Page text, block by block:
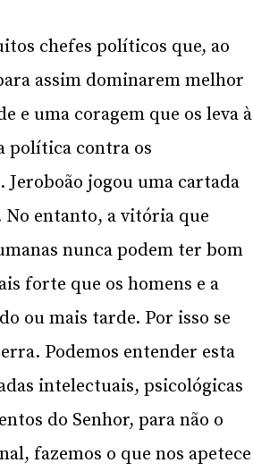
chefes políticos que, ao
assim dominarem melhor
e uma coragem que os leva à
política contra os
jogou uma cartada
No entanto, a vitória que
nunca podem ter bom
forte que os homens e a
ou mais tarde. Por isso se
Podemos entender esta
intelectuais, psicológicas
do Senhor, para não o
fazemos o que nos apetece